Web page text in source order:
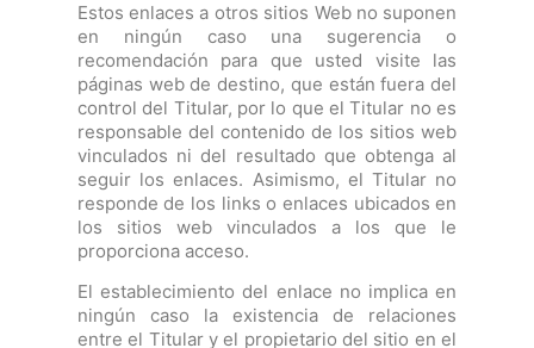
Estos enlaces a otros sitios Web no suponen
en ningún caso una sugerencia o
recomendación para que usted visite las
páginas web de destino, que están fuera del
control del Titular, por lo que el Titular no es
responsable del contenido de los sitios web
vinculados ni del resultado que obtenga al
seguir los enlaces. Asimismo, el Titular no
responde de los links o enlaces ubicados en
los sitios web vinculados a los que le
proporciona acceso.
El establecimiento del enlace no implica en
ningún caso la existencia de relaciones
entre el Titular y el propietario del sitio en el